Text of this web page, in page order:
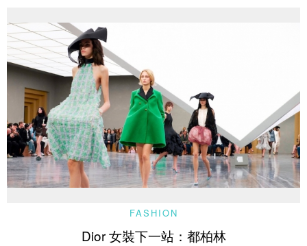
FASHION
Dior 女裝下一站：都柏林